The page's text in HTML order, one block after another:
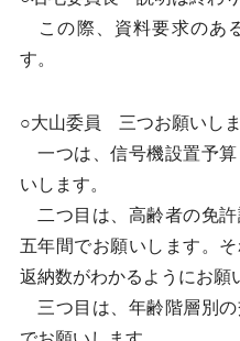
この際、資料要求のあ
す。
○大山委員 三つお願いしま
一つは、信号機設置予
いします。
二つ目は、高齢者の免許
五年間でお願いします。
返納数がわかるようにお願
三つ目は、年齢階層別の